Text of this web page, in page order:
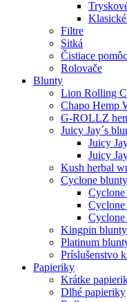
Filtre
Sitká
Čistiace
Rolovače
Blunty
Lion Rolling
Chapo Hemp
G-ROLLZ
Juicy Jay´s
Juicy
Juicy
Kush herbal
Cyclone blunty
Kingpin blunty
Platinum
Príslušenstvo
Papieriky
Krátke
Dlhé papieriky